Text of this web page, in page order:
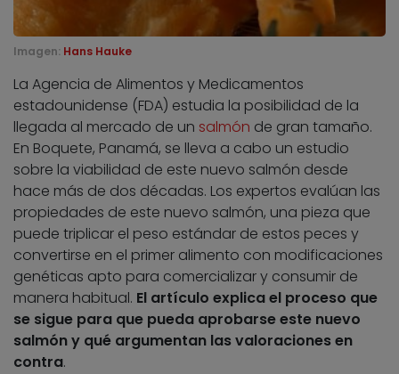
Imagen: Hans Hauke
La Agencia de Alimentos y Medicamentos
estadounidense (FDA) estudia la posibilidad de la
llegada al mercado de un salmón de gran tamaño.
En Boquete, Panamá, se lleva a cabo un estudio
sobre la viabilidad de este nuevo salmón desde
hace más de dos décadas. Los expertos evalúan las
propiedades de este nuevo salmón, una pieza que
puede triplicar el peso estándar de estos peces y
convertirse en el primer alimento con modificaciones
genéticas apto para comercializar y consumir de
manera habitual. El artículo explica el proceso que
se sigue para que pueda aprobarse este nuevo
salmón y qué argumentan las valoraciones en
contra.